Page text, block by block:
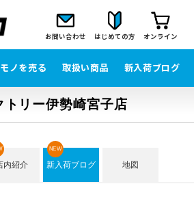
お問い合わせ はじめての方 オンライン
モノを売る 取扱い商品 新入荷ブログ
トリー伊勢崎宮子店
内紹介 新入荷ブログ
NEW
地図